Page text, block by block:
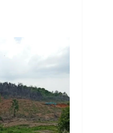
Tegaskan
Petugas
Pajak